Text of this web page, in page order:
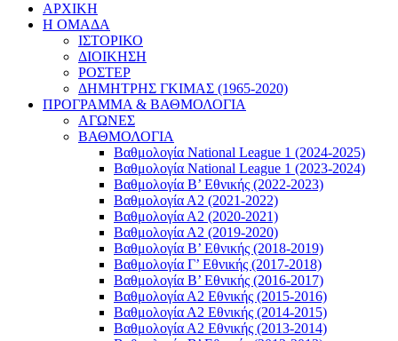
ΑΡΧΙΚΗ
Η ΟΜΑΔΑ
ΙΣΤΟΡΙΚΟ
ΔΙΟΙΚΗΣΗ
ΡΟΣΤΕΡ
ΔΗΜΗΤΡΗΣ ΓΚΙΜΑΣ (1965-2020)
ΠΡΟΓΡΑΜΜΑ & ΒΑΘΜΟΛΟΓΙΑ
ΑΓΩΝΕΣ
ΒΑΘΜΟΛΟΓΙΑ
Βαθμολογία National League 1 (2024-2025)
Βαθμολογία National League 1 (2023-2024)
Βαθμολογία Β’ Εθνικής (2022-2023)
Βαθμολογία Α2 (2021-2022)
Βαθμολογία Α2 (2020-2021)
Βαθμολογία Α2 (2019-2020)
Βαθμολογία B’ Εθνικής (2018-2019)
Βαθμολογία Γ’ Εθνικής (2017-2018)
Βαθμολογία Β’ Εθνικής (2016-2017)
Βαθμολογία Α2 Εθνικής (2015-2016)
Βαθμολογία Α2 Εθνικής (2014-2015)
Βαθμολογία Α2 Εθνικής (2013-2014)